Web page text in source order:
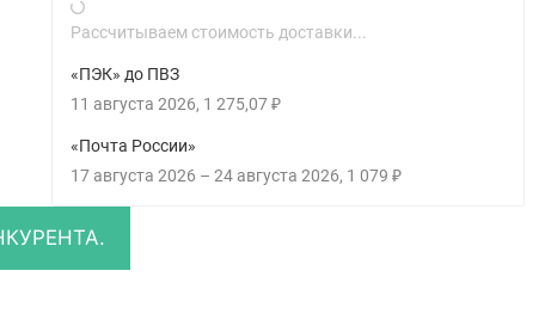
Рассчитываем стоимость доставки...
«ПЭК» до ПВЗ
11 августа 2026 1 275,07₽
«Почта России»
17 августа 2026 – 24 августа 2026 1 079₽